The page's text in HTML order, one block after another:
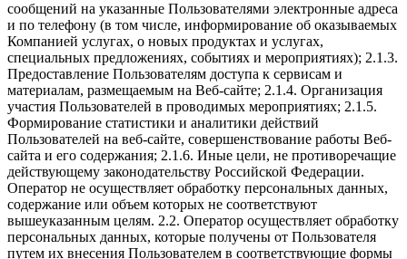
сообщений на указанные Пользователями электронные адреса
и по телефону (в том числе, информирование об оказываемых
Компанией услугах, о новых продуктах и услугах,
специальных предложениях, событиях и мероприятиях); 2.1.3.
Предоставление Пользователям доступа к сервисам и
материалам, размещаемым на Веб-сайте; 2.1.4. Организация
участия Пользователей в проводимых мероприятиях; 2.1.5.
Формирование статистики и аналитики действий
Пользователей на веб-сайте, совершенствование работы Веб-
сайта и его содержания; 2.1.6. Иные цели, не противоречащие
действующему законодательству Российской Федерации.
Оператор не осуществляет обработку персональных данных,
содержание или объем которых не соответствуют
вышеуказанным целям. 2.2. Оператор осуществляет обработку
персональных данных, которые получены от Пользователя
путем их внесения Пользователем в соответствующие формы